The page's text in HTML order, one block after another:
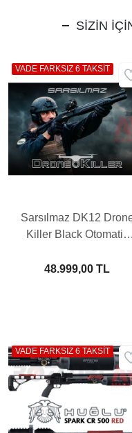
SİZİN
Sarsılmaz DK12
Killer Black Otomatik
48.999,00 TL
VADE FARKSIZ 6 TAKSİT
VADE FARKSIZ 6 TAKSİT